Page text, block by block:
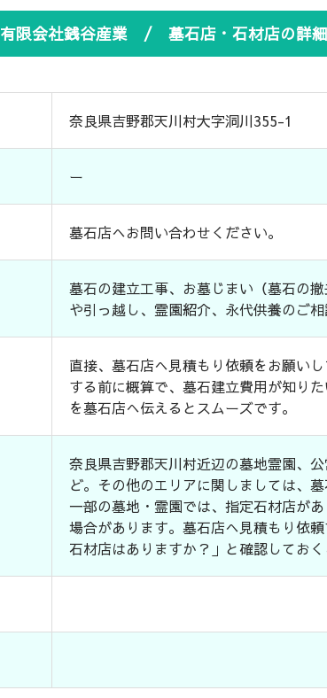
有限会社銭谷産業 / 墓石店・石材店の詳
奈良県吉野郡天川村大字洞川355-1
ー
墓石店へお問い合わせください。
墓石の建立工事、お墓じまい（墓石の
や引っ越し、霊園紹介、永代供養のご相
直接、墓石店へ見積もり依頼をお願い
する前に概算で、墓石建立費用が知り
を墓石店へ伝えるとスムーズです。
奈良県吉野郡天川村近辺の墓地霊園、
ど。その他のエリアに関しましては、
一部の墓地・霊園では、指定石材店が
場合があります。墓石店へ見積もり依
石材店はありますか？」と確認しておく